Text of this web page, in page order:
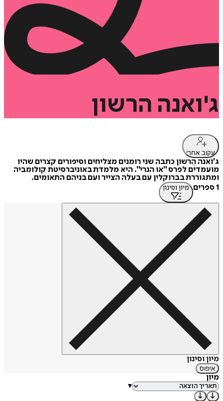
ג'ואנה הרשון
עקוב אחרי
ג'וֹאנה הֶרשוֹן כתבה שני רומנים מצליחים וסיפורים קצרים שהיו
מועמדים לפרס "או הנרי". היא מלמדת באוניברסיטת ‏קולומביה
ומתגוררת בברוקלין עם בעלה הצייר ועם בניהם ‏התאומים. ‏
1 ספרים
מיון וסינון
מיון וסינון
איפוס
מיון
▾